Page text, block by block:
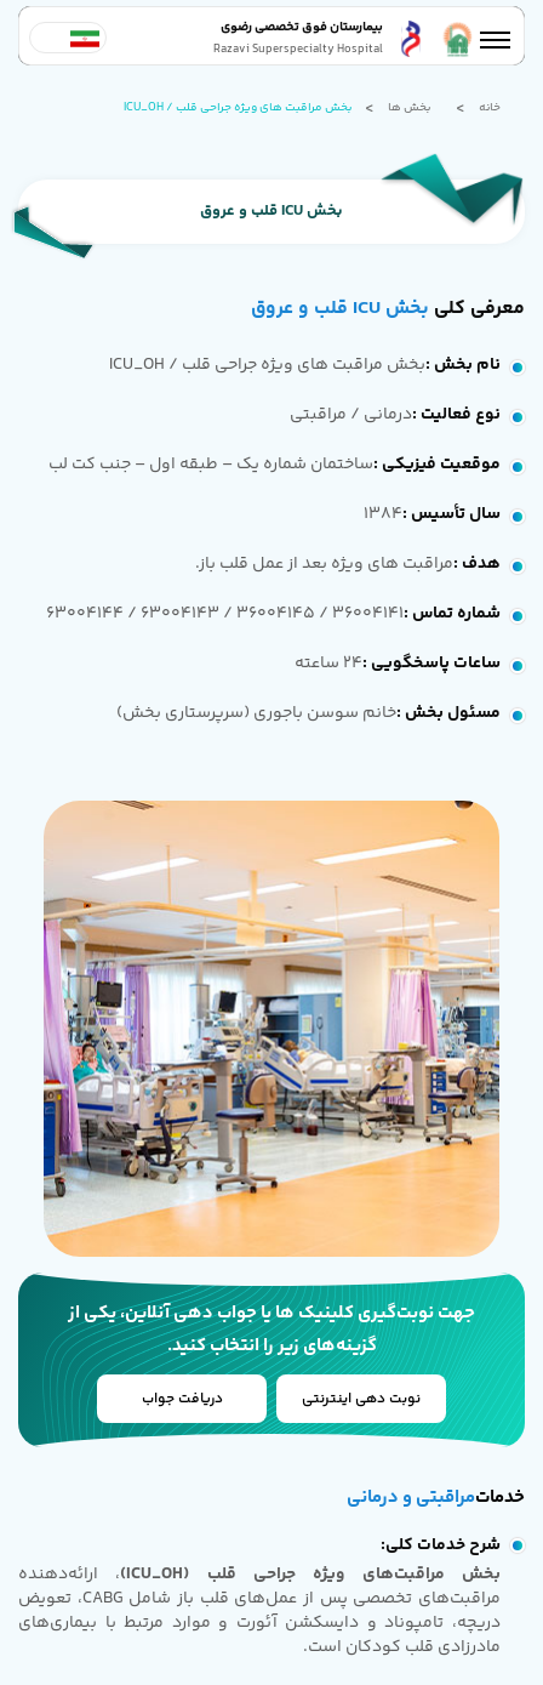
بیمارستان فوق تخصصی رضوی
Razavi Superspecialty Hospital
خانه بخش ها بخش مراقبت های ویژه جراحی قلب / ICU_OH
بخش ICU قلب و عروق
معرفی کلی بخش ICU قلب و عروق
نام بخش :بخش مراقبت های ویژه جراحی قلب / ICU_OH
نوع فعالیت :درمانی / مراقبتی
موقعیت فیزیکی :ساختمان شماره یک – طبقه اول – جنب کت لب
سال تأسیس :
1384
هدف :مراقبت های ویژه بعد از عمل قلب باز.
شماره تماس :
36004141 / 36004145 / 63004143 / 63004144
ساعات پاسخگویی :24 ساعته
مسئول بخش :خانم سوسن باجوری (سرپرستاری بخش)
جهت نوبت‌گیری کلینیک ها یا جواب دهی آنلاین، یکی از
گزینه‌های زیر را انتخاب کنید.
نوبت دهی اینترنتی دریافت جواب
خدماتمراقبتی و درمانی
شرح خدمات کلی:
بخش مراقبت‌های ویژه جراحی قلب (ICU_OH)
، ارائه‌دهنده
مراقبت‌های تخصصی پس از عمل‌های قلب باز شامل CABG، تعویض
دریچه، تامپوناد و دایسکشن آئورت و موارد مرتبط با بیماری‌های
مادرزادی قلب کودکان است.